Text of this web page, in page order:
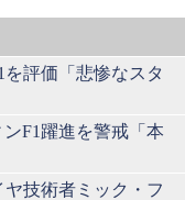
評価「悲惨なスタ
F1躍進を警戒「本
技術者ミック・フ